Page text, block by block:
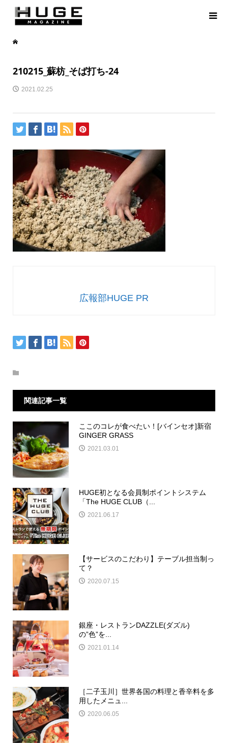
210215_蘇枋_そば打ち-24
2021.02.25
広報部HUGE PR
関連記事一覧
ここのコレが食べたい！[バインセオ]新宿
GINGER GRASS
2021.03.01
HUGE初となる会員制ポイントシステム
「The HUGE CLUB（...
2021.06.17
【サービスのこだわり】テーブル担当制っ
て？
2020.07.15
銀座・レストランDAZZLE(ダズル)
の”色”を...
2021.01.14
［二子玉川］世界各国の料理と香辛料を多
用したメニュ...
2020.06.05